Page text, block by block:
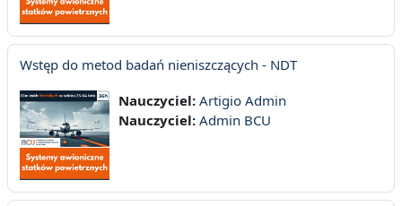
Wstęp do metod badań nieniszczących - NDT
Nauczyciel: Artigio Admin
Nauczyciel: Admin BCU